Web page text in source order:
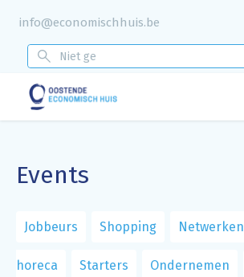
info@economischhuis.be
Events
Jobbeurs Shopping Netwerken
horeca Starters Ondernemen